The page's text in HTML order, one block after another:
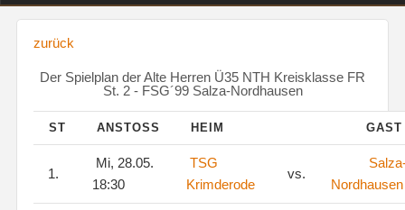
zurück
Der Spielplan der Alte Herren Ü35 NTH Kreisklasse FR
St. 2 - FSG´99 Salza-Nordhausen
ST ANSTOSS HEIM
1.
Mi, 28.05.
18:30
TSG
Krimderode
vs.
Nordhausen